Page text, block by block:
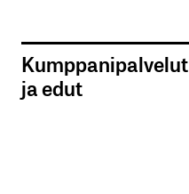
Kumppanipalvelut
ja edut